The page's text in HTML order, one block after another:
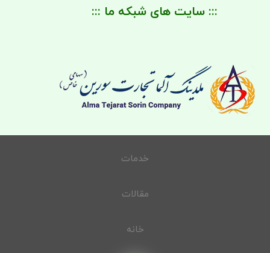
::: سایت های شبکه ما :::
خدمات
مقالات
خانه